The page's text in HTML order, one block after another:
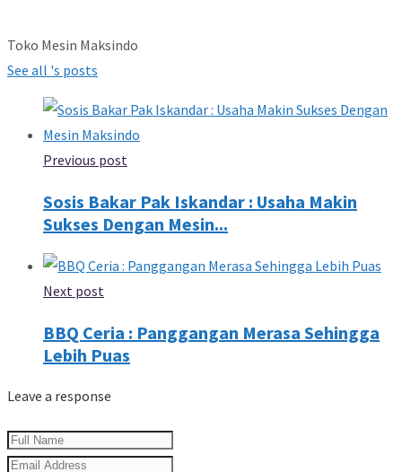
Toko Mesin Maksindo
See all 's posts
Previous post
Sosis Bakar Pak Iskandar : Usaha Makin
Sukses Dengan Mesin...
Next post
BBQ Ceria : Panggangan Merasa Sehingga
Lebih Puas
Leave a response